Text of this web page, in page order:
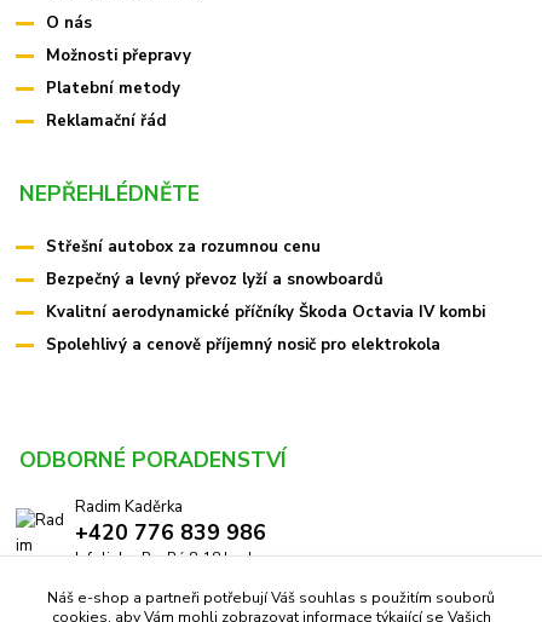
O nás
Možnosti přepravy
Platební metody
Reklamační řád
NEPŘEHLÉDNĚTE
Střešní autobox za rozumnou cenu
Bezpečný a levný převoz lyží a snowboardů
Kvalitní aerodynamické příčníky Škoda Octavia IV kombi
Spolehlivý a cenově příjemný nosič pro elektrokola
ODBORNÉ PORADENSTVÍ
Radim Kaděrka
+420 776 839 986
Infolinka: Po-Pá 8-18 hod.
info@pricniky.cz
Náš e-shop a partneři potřebují Váš souhlas s použitím souborů
cookies, aby Vám mohli zobrazovat informace týkající se Vašich